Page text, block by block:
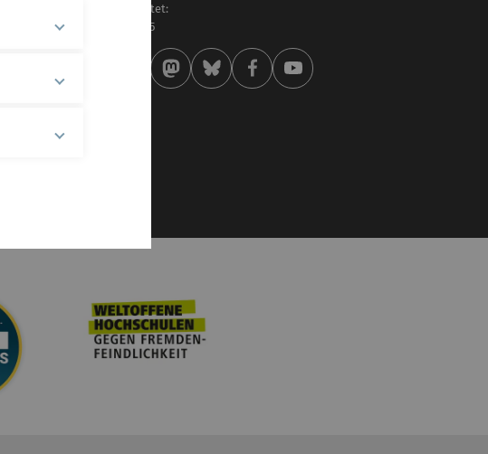
Zuletzt bearbeitet:
28 . Februar 2025